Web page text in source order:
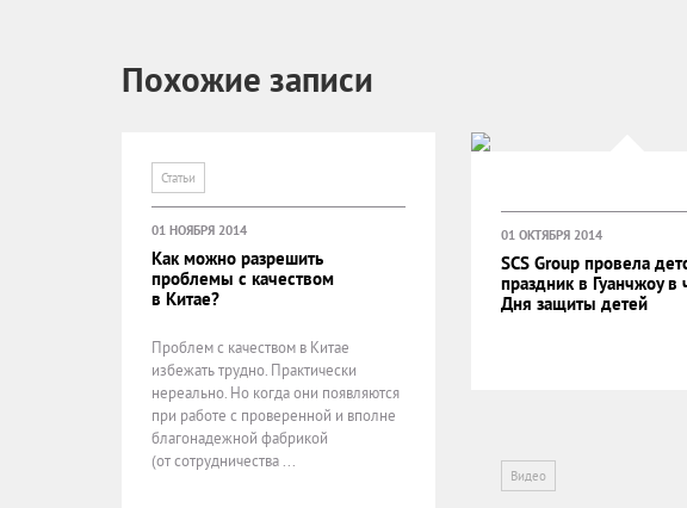
Похожие записи
Статьи
01 НОЯБРЯ 2014
Как можно разрешить
проблемы с качеством
в Китае?
Проблем с качеством в Китае
избежать трудно. Практически
нереально. Но когда они появляются
при работе с проверенной и вполне
благонадежной фабрикой
(от сотрудничества ...
Видео
01 ОКТЯБРЯ 2014
SCS Group провела
праздник в Гуанчжоу в
Дня защиты детей